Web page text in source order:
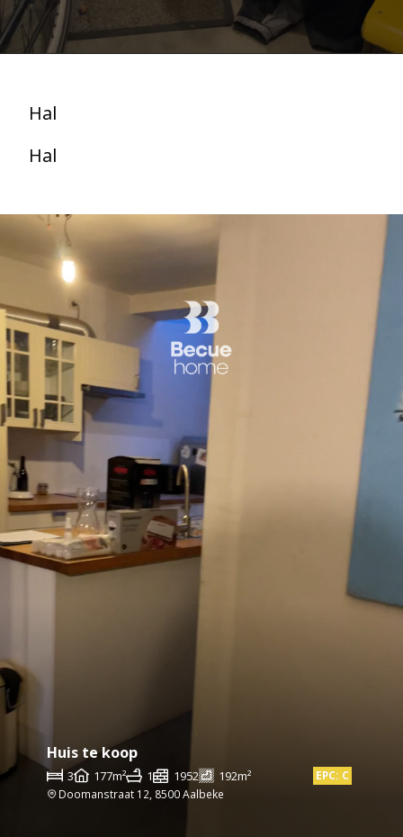
Hal
Hal
Huis te koop
3 177m² 1 1952 192m²
EPC: C
Doomanstraat 12, 8500 Aalbeke